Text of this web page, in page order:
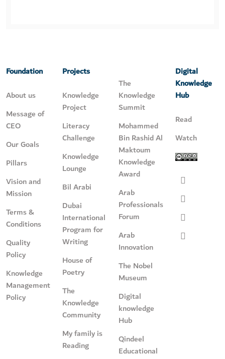
Foundation
About us
Message of
CEO
Our Goals
Pillars
Vision and
Mission
Terms &
Conditions
Quality
Policy
Knowledge
Management
Policy
Projects
Knowledge
Project
Literacy
Challenge
Knowledge
Lounge
Bil Arabi
Dubai
International
Program for
Writing
House of
Poetry
The
Knowledge
Community
My family is
Reading
The
Knowledge
Summit
Mohammed
Bin Rashid Al
Maktoum
Knowledge
Award
Arab
Professionals
Forum
Arab
Innovation
The Nobel
Museum
Digital
knowledge
Hub
Qindeel
Educational
Digital
Knowledge
Hub
Read
Watch